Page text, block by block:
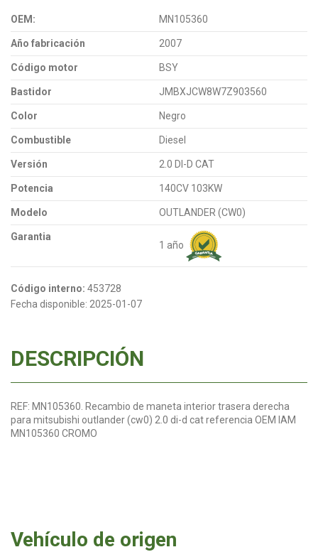
OEM: MN105360
Año fabricación 2007
Código motor BSY
Bastidor JMBXJCW8W7Z903560
Color Negro
Combustible Diesel
Versión 2.0 DI-D CAT
Potencia 140CV 103KW
Modelo OUTLANDER (CW0)
Garantia
1 año
Código interno: 453728
Fecha disponible: 2025-01-07
DESCRIPCIÓN
REF: MN105360. Recambio de maneta interior trasera derecha
para mitsubishi outlander (cw0) 2.0 di-d cat referencia OEM IAM
MN105360 CROMO
Vehículo de origen